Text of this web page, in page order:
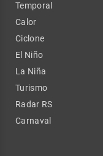
Temporal
Calor
Ciclone
El Niño
La Niña
Turismo
Radar RS
Carnaval